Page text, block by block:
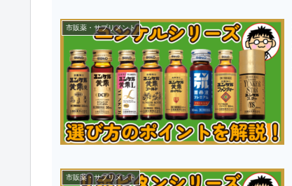
市販薬・サプリメント
市販薬・サプリメント